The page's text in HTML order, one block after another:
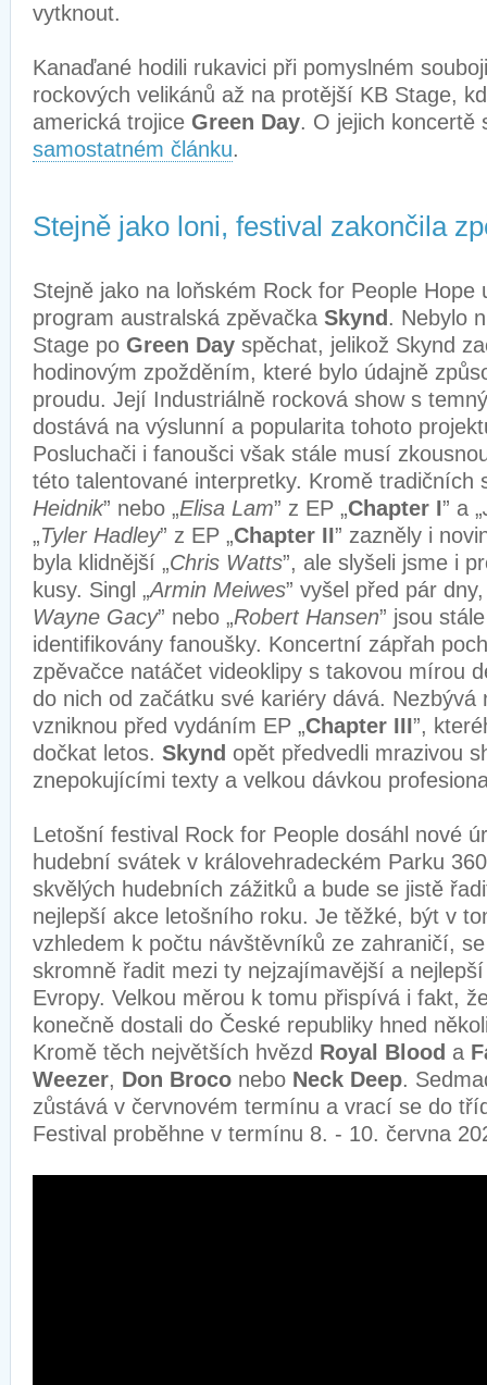
vytknout.
Kanaďané hodili rukavici při pomyslném
rockových velikánů až na protější KB Stage,
americká trojice Green Day. O jejich
samostatném článku.
Stejně jako loni, festival zakončila
Stejně jako na loňském Rock for People Hope
program australská zpěvačka Skynd . Nebylo
Stage po Green Day spěchat, jelikož Skynd
hodinovým zpožděním, které bylo údajně
proudu. Její Industriálně rocková show s
dostává na výslunní a popularita tohoto
Posluchači i fanoušci však stále musí
této talentované interpretky. Kromě tradičních
Heidnik” nebo „Elisa Lam” z EP „Chapter I” a „
„Tyler Hadley” z EP „Chapter II” zazněly i
byla klidnější „Chris Watts”, ale slyšeli jsme i
kusy. Singl „Armin Meiwes” vyšel před pár
Wayne Gacy” nebo „Robert Hansen” jsou
identifikovány fanoušky. Koncertní zápřah
zpěvačce natáčet videoklipy s takovou mírou
do nich od začátku své kariéry dává. Nezbývá
vzniknou před vydáním EP „Chapter III”,
dočkat letos. Skynd opět předvedli mrazivou
znepokujícími texty a velkou dávkou
Letošní festival Rock for People dosáhl nové
hudební svátek v královehradeckém Parku
skvělých hudebních zážitků a bude se jistě
nejlepší akce letošního roku. Je těžké, být v
vzhledem k počtu návštěvníků ze zahraničí,
skromně řadit mezi ty nejzajímavější a
Evropy. Velkou měrou k tomu přispívá i fakt,
konečně dostali do České republiky hned
Kromě těch největších hvězd Royal Blood a
Weezer, Don Broco nebo Neck Deep.
zůstává v červnovém termínu a vrací se do
Festival proběhne v termínu 8. - 10. června